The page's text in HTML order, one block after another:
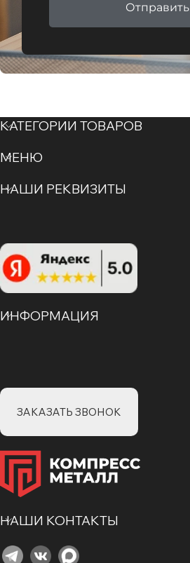
Отправить
КАТЕГОРИИ ТОВАРОВ
МЕНЮ
НАШИ РЕКВИЗИТЫ
ИНФОРМАЦИЯ
ЗАКАЗАТЬ ЗВОНОК
НАШИ КОНТАКТЫ